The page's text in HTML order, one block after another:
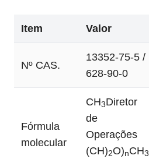
Item Valor
Nº CAS.
13352-75-5 /
628-90-0
Fórmula
molecular
CH3Diretor
de
Operações
(CH)2O)nCH3